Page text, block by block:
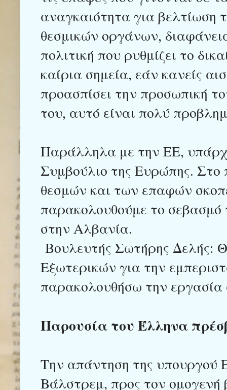
αναγκαιότητα για βελτίωση
θεσμικών οργάνων,
πολιτική που ρυθμίζει το
καίρια σημεία, εάν κανείς
προασπίσει την προσωπική
του, αυτό είναι πολύ
Παράλληλα με την ΕΕ,
Συμβούλιο της Ευρώπης. Στο
θεσμών και των επαφών
παρακολουθούμε το
στην Αλβανία.
Βουλευτής Σωτήρης Δελής:
Εξωτερικών για την
παρακολουθήσω την
Παρουσία του Έλληνα
Την απάντηση της υπουργού
Βάλστρεμ, προς τον